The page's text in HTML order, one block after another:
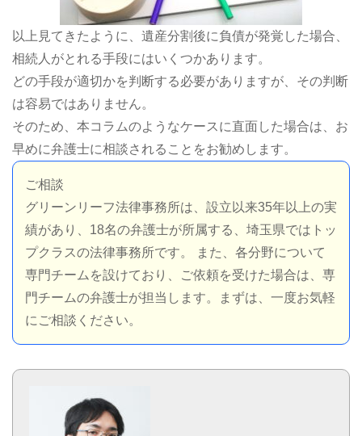
以上見てきたように、遺産分割後に負債が発覚した場合、
相続人がとれる手段にはいくつかあります。
どの手段が適切かを判断する必要がありますが、その判断
は容易ではありません。
そのため、本コラムのようなケースに直面した場合は、お
早めに弁護士に相談されることをお勧めします。
ご相談
グリーンリーフ法律事務所は、設立以来35年以上の実
績があり、18名の弁護士が所属する、埼玉県ではトッ
プクラスの法律事務所です。 また、各分野について
専門チームを設けており、ご依頼を受けた場合は、専
門チームの弁護士が担当します。まずは、一度お気軽
にご相談ください。